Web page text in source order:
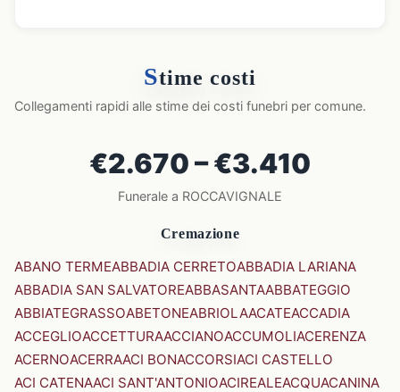
Stime costi
Collegamenti rapidi alle stime dei costi funebri per comune.
€2.670 – €3.410
Funerale a ROCCAVIGNALE
Cremazione
ABANO TERMEABBADIA CERRETOABBADIA LARIANA
ABBADIA SAN SALVATOREABBASANTAABBATEGGIO
ABBIATEGRASSOABETONEABRIOLAACATEACCADIA
ACCEGLIOACCETTURAACCIANOACCUMOLIACERENZA
ACERNOACERRAACI BONACCORSIACI CASTELLO
ACI CATENAACI SANT'ANTONIOACIREALEACQUACANINA